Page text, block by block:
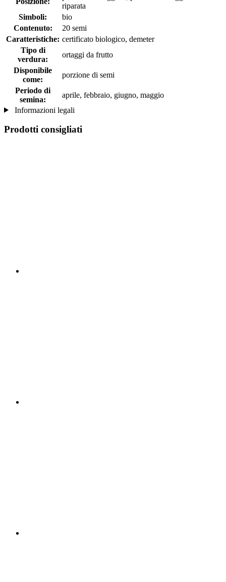
riparata
Simboli:
bio
Contenuto:
20 semi
Caratteristiche: certificato biologico, demeter
Tipo di
verdura:
ortaggi da frutto
Disponibile
come:
porzione di semi
Periodo di
semina:
aprile, febbraio, giugno, maggio
Informazioni legali
Prodotti consigliati